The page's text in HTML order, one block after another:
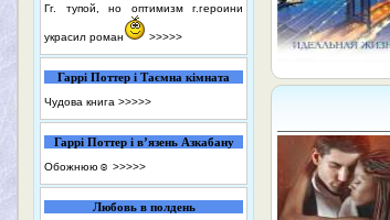
Гг. тупой, но оптимизм г.героини
украсил роман >>>>>
Гаррі Поттер і Таємна кімната
Чудова книга >>>>>
Гаррі Поттер і в’язень Азкабану
Обожнюю☺️ >>>>>
Любовь в полдень